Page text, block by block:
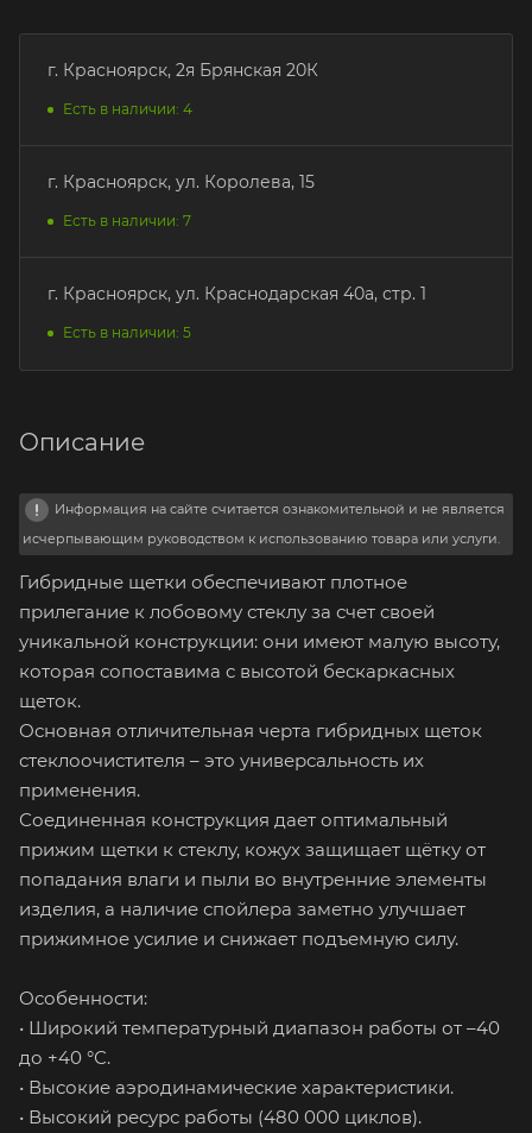
г. Красноярск, 2я Брянская 20К
Есть в наличии: 4
г. Красноярск, ул. Королева, 15
Есть в наличии: 7
г. Красноярск, ул. Краснодарская 40а, стр. 1
Есть в наличии: 5
Описание
Информация на сайте считается ознакомительной и не является
исчерпывающим руководством к использованию товара или услуги.
Гибридные щетки обеспечивают плотное
прилегание к лобовому стеклу за счет своей
уникальной конструкции: они имеют малую высоту,
которая сопоставима с высотой бескаркасных
щеток.
Основная отличительная черта гибридных щеток
стеклоочистителя – это универсальность их
применения.
Соединенная конструкция дает оптимальный
прижим щетки к стеклу, кожух защищает щётку от
попадания влаги и пыли во внутренние элементы
изделия, а наличие спойлера заметно улучшает
прижимное усилие и снижает подъемную силу.
Особенности:
• Широкий температурный диапазон работы от –40
до +40 °С.
• Высокие аэродинамические характеристики.
• Высокий ресурс работы (480 000 циклов).